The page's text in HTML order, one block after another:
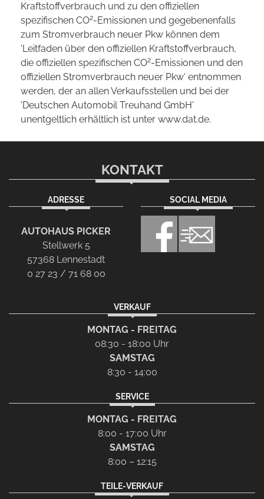
Kraftstoffverbrauch und zu den offiziellen
spezifischen CO2-Emissionen und gegebenenfalls
zum Stromverbrauch neuer Pkw können dem
'Leitfaden über den offiziellen Kraftstoffverbrauch,
die offiziellen spezifischen CO2-Emissionen und den
offiziellen Stromverbrauch neuer Pkw' entnommen
werden, der an allen Verkaufsstellen und bei der
'Deutschen Automobil Treuhand GmbH'
unentgeltlich erhältlich ist unter www.dat.de.
KONTAKT
ADRESSE
AUTOHAUS PICKER
Stellwerk 5
57368 Lennestadt
0 27 23 / 71 68 00
SOCIAL MEDIA
VERKAUF
MONTAG - FREITAG
08:30 - 18:00 Uhr
SAMSTAG
8:30 - 14:00
SERVICE
MONTAG - FREITAG
8:00 - 17:00 Uhr
SAMSTAG
8:00 – 12:15
TEILE-VERKAUF